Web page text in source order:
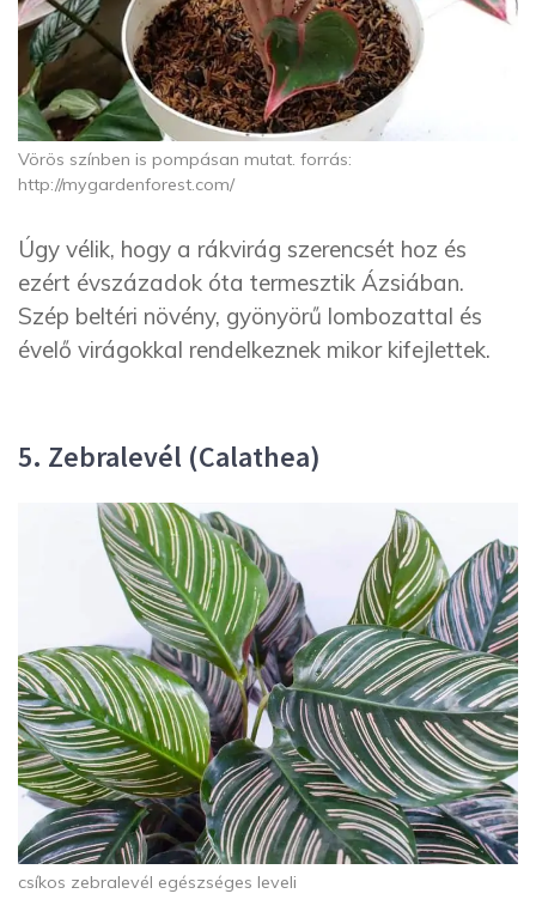
Vörös színben is pompásan mutat. forrás:
http://mygardenforest.com/
Úgy vélik, hogy a rákvirág szerencsét hoz és
ezért évszázadok óta termesztik Ázsiában.
Szép beltéri növény, gyönyörű lombozattal és
évelő virágokkal rendelkeznek mikor kifejlettek.
5. Zebralevél (Calathea)
csíkos zebralevél egészséges leveli